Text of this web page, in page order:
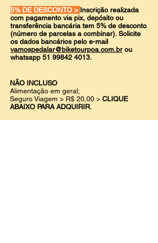
5% DE DESCONTO > Inscrição realizada
com pagamento via pix, depósito ou
transferência bancária tem 5% de desconto
(número de parcelas a combinar). Solicite
os dados bancários pelo e-mail
vamospedalar@biketourpoa.com.brou
whatsapp 51 99842 4013.
NÃO INCLUSO
Alimentação em geral;
Seguro Viagem > R$ 20,00 > CLIQUE
ABAIXO PARA ADQUIRIR.